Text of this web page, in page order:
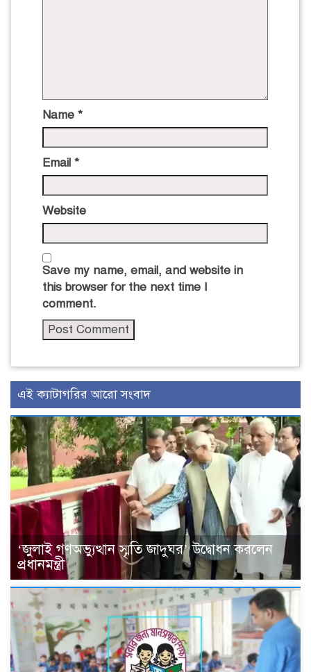
Name *
Email *
Website
Save my name, email, and website in
this browser for the next time I
comment.
এই ক্যাটাগরির আরো সংবাদ
‘জুলাই গণঅভ্যুত্থান স্মৃতি জাদুঘর’ উদ্বোধন করলেন
প্রধানমন্ত্রী